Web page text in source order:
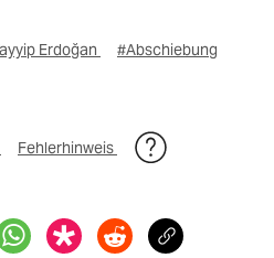
Erdoğan
#Abschiebung
Fehlerhinweis